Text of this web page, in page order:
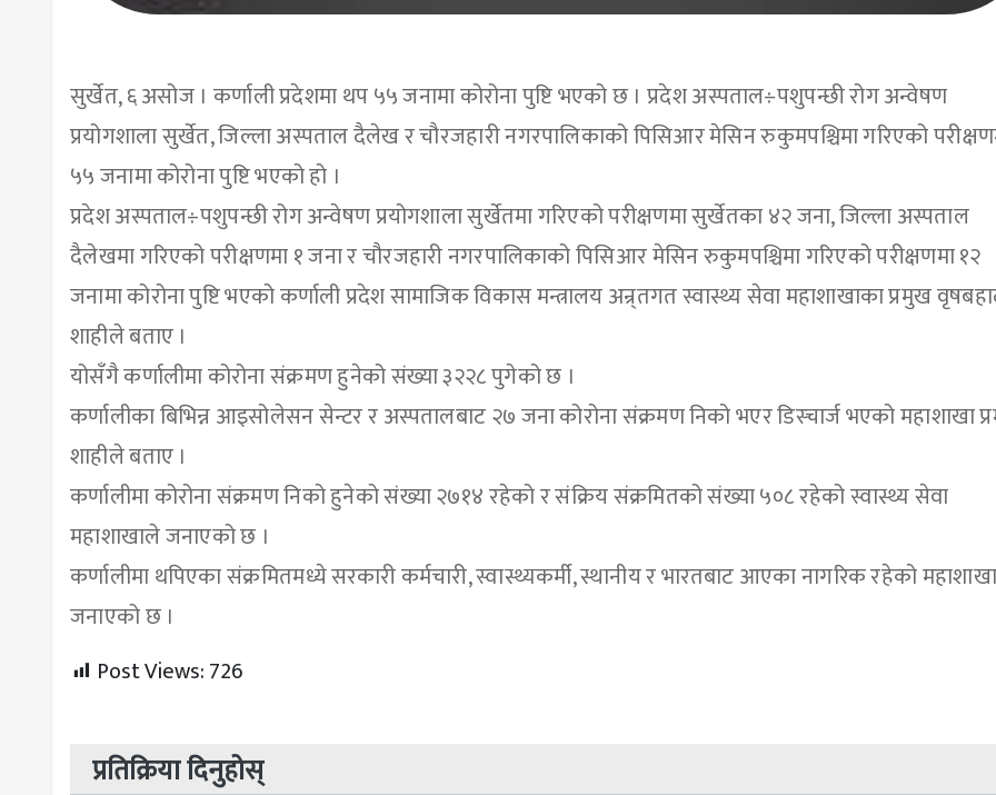
सुर्खेत, ६ असोज । कर्णाली प्रदेशमा थप ५५ जनामा कोरोना पुष्टि भएको छ । प्रदेश अस्पताल÷पशुपन्छी रोग अन्वेषण
प्रयोगशाला सुर्खेत, जिल्ला अस्पताल दैलेख र चौरजहारी नगरपालिकाको पिसिआर मेसिन रुकुमपश्चिमा गरिएको
५५ जनामा कोरोना पुष्टि भएको हो ।
प्रदेश अस्पताल÷पशुपन्छी रोग अन्वेषण प्रयोगशाला सुर्खेतमा गरिएको परीक्षणमा सुर्खेतका ४२ जना, जिल्ला अस्पताल
दैलेखमा गरिएको परीक्षणमा १ जना र चौरजहारी नगरपालिकाको पिसिआर मेसिन रुकुमपश्चिमा गरिएको परीक्षणमा १२
जनामा कोरोना पुष्टि भएको कर्णाली प्रदेश सामाजिक विकास मन्त्रालय अन्र्तगत स्वास्थ्य सेवा महाशाखाका प्रमुख
शाहीले बताए ।
योसँगै कर्णालीमा कोरोना संक्रमण हुनेको संख्या ३२२८ पुगेको छ ।
कर्णालीका बिभिन्न आइसोलेसन सेन्टर र अस्पतालबाट २७ जना कोरोना संक्रमण निको भएर डिस्चार्ज भएको महाशाखा
शाहीले बताए ।
कर्णालीमा कोरोना संक्रमण निको हुनेको संख्या २७१४ रहेको र संक्रिय संक्रमितको संख्या ५०८ रहेको स्वास्थ्य सेवा
महाशाखाले जनाएको छ ।
कर्णालीमा थपिएका संक्रमितमध्ये सरकारी कर्मचारी, स्वास्थ्यकर्मी, स्थानीय र भारतबाट आएका नागरिक रहेको
जनाएको छ ।
Post Views:726
प्रतिक्रिया दिनुहोस्